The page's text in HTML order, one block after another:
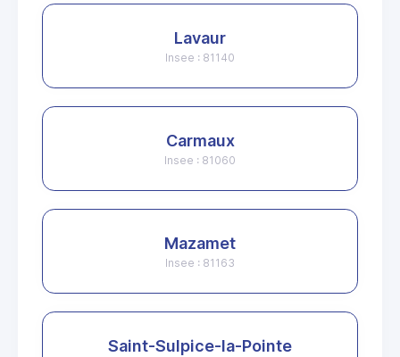
Lavaur
Insee : 81140
Carmaux
Insee : 81060
Mazamet
Insee : 81163
Saint-Sulpice-la-Pointe